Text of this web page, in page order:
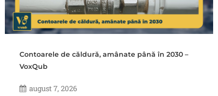
Contoarele de căldură, amânate până în 2030 –
VoxQub
august 7, 2026